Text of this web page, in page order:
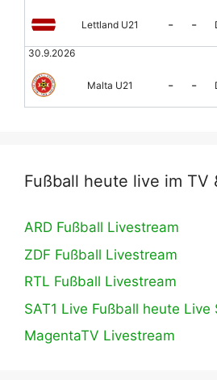
Lettland U21 - -
30.9.2026
Malta U21 - -
Fußball heute live im TV
ARD Fußball Livestream
ZDF Fußball Livestream
RTL Fußball Livestream
SAT1 Live Fußball heute Live
MagentaTV Livestream